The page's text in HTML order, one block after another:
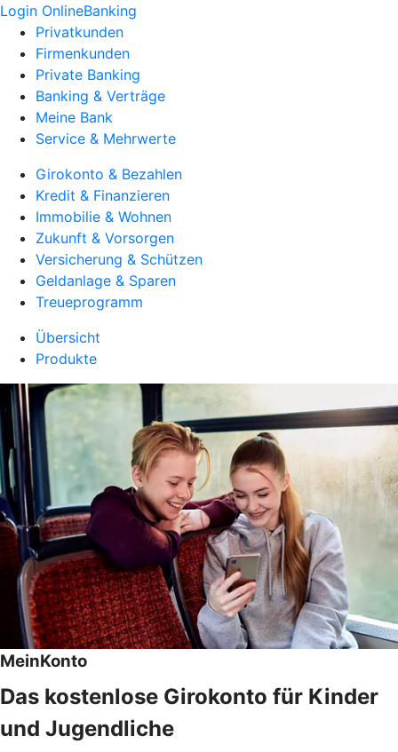
Login OnlineBanking
Privatkunden
Firmenkunden
Private Banking
Banking & Verträge
Meine Bank
Service & Mehrwerte
Girokonto & Bezahlen
Kredit & Finanzieren
Immobilie & Wohnen
Zukunft & Vorsorgen
Versicherung & Schützen
Geldanlage & Sparen
Treueprogramm
Übersicht
Produkte
MeinKonto
Das kostenlose Girokonto für Kinder
und Jugendliche